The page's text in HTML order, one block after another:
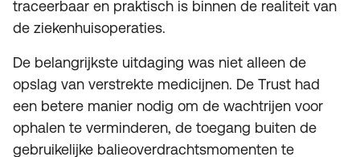
traceerbaar en praktisch is binnen de realiteit van
de ziekenhuisoperaties.
De belangrijkste uitdaging was niet alleen de
opslag van verstrekte medicijnen. De Trust had
een betere manier nodig om de wachtrijen voor
ophalen te verminderen, de toegang buiten de
gebruikelijke balieoverdrachtsmomenten te